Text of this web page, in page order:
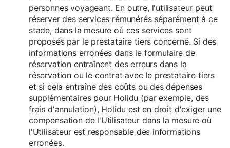
personnes voyageant. En outre, l'utilisateur peut
réserver des services rémunérés séparément à ce
stade, dans la mesure où ces services sont
proposés par le prestataire tiers concerné. Si des
informations erronées dans le formulaire de
réservation entraînent des erreurs dans la
réservation ou le contrat avec le prestataire tiers
et si cela entraîne des coûts ou des dépenses
supplémentaires pour Holidu (par exemple, des
frais d'annulation), Holidu est en droit d'exiger une
compensation de l'Utilisateur dans la mesure où
l'Utilisateur est responsable des informations
erronées.